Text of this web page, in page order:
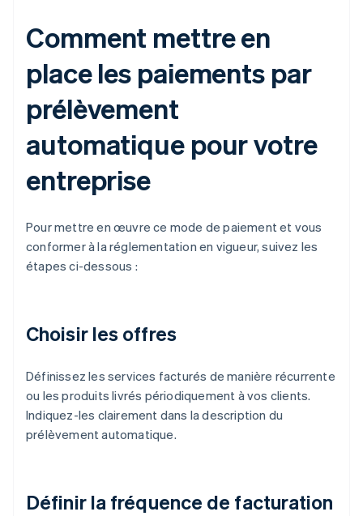
Comment mettre en
place les paiements par
prélèvement
automatique pour votre
entreprise
Pour mettre en œuvre ce mode de paiement et vous
conformer à la réglementation en vigueur, suivez les
étapes ci-dessous :
Choisir les offres
Définissez les services facturés de manière récurrente
ou les produits livrés périodiquement à vos clients.
Indiquez-les clairement dans la description du
prélèvement automatique.
Définir la fréquence de facturation